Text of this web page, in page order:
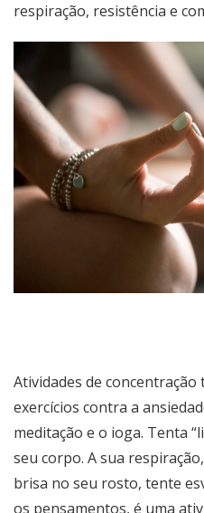
respiração, resistência e
Atividades de
exercícios contra a
meditação e o ioga. Tenta
seu corpo. A sua
brisa no seu rosto, tente
os pensamentos, é uma